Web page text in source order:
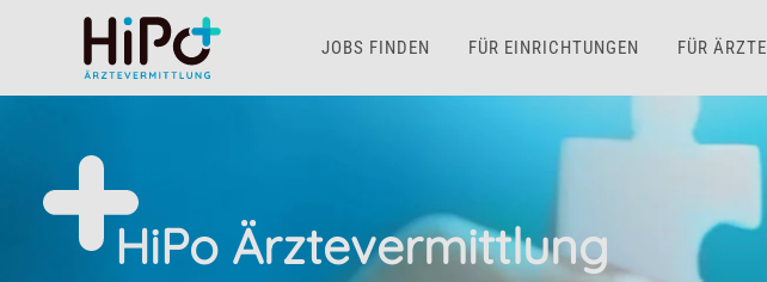
Skip to main content JOBS FINDEN FÜR EINRICHTUNGEN FÜR ÄRZTE
HiPo Ärztevermittlung